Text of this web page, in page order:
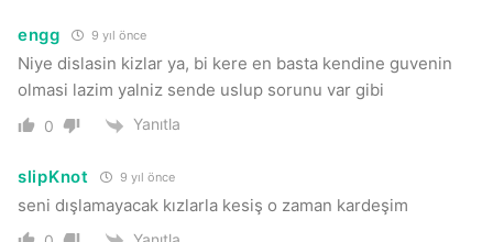
engg 9 yıl önce
Niye dislasin kizlar ya, bi kere en basta kendine guvenin
olmasi lazim yalniz sende uslup sorunu var gibi
0 Yanıtla
slipKnot 9 yıl önce
seni dışlamayacak kızlarla kesiş o zaman kardeşim